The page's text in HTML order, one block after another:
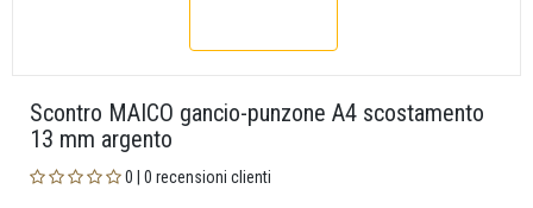
Scontro MAICO gancio-punzone A4 scostamento
13 mm argento
0 | 0 recensioni clienti